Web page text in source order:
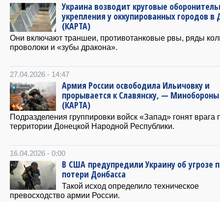
Украина возводит круговые
укрепления у оккупированных городов в
(КАРТА)
Они включают траншеи, противотанковые рвы, ряды
проволоки и «зубы дракона».
27.04.2026 - 14:47
Армия России освободила Ильичовку и
прорывается к Славянску, — Минобороны
(КАРТА)
Подразделения группировки войск «Запад» гонят врага
территории Донецкой Народной Республики.
16.04.2026 - 0:00
В США предупредили Украину об угрозе
потери Донбасса
Такой исход определило техническое
превосходство армии России.